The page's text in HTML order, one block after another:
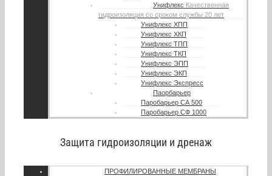
Унифлекс Качественная
гидроизоляция со сроком службы 20 лет
Унифлекс ХПП
Унифлекс ХКП
Унифлекс ТПП
Унифлекс ТКП
Унифлекс ЭПП
Унифлекс ЭКП
Унифлекс Экспресс
Паорбарьер
Паробарьер СА 500
Паробарьер СФ 1000
Защита гидроизоляции и дренаж
ПРОФИЛИРОВАННЫЕ МЕМБРАНЫ